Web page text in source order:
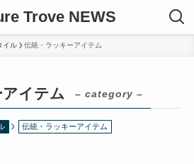
Trove NEWS
イル 伝統・ラッキーアイテム
イテム – category –
伝統・ラッキーアイテム